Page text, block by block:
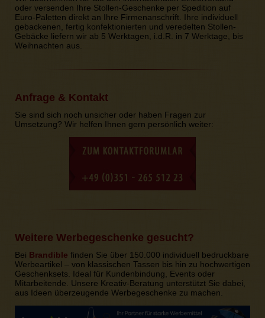
oder versenden Ihre Stollen-Geschenke per Spedition auf
Euro-Paletten direkt an Ihre Firmenanschrift. Ihre individuell
gebackenen, fertig konfektionierten und veredelten Stollen-
Gebäcke liefern wir ab 5 Werktagen, i.d.R. in 7 Werktage, bis
Weihnachten aus.
Anfrage & Kontakt
Sie sind sich noch unsicher oder haben Fragen zur
Umsetzung? Wir helfen Ihnen gern persönlich weiter:
Weitere Werbegeschenke gesucht?
Bei Brandible finden Sie über 150.000 individuell bedruckbare
Werbeartikel – von klassischen Tassen bis hin zu hochwertigen
Geschenksets. Ideal für Kundenbindung, Events oder
Mitarbeitende. Unsere Kreativ-Beratung unterstützt Sie dabei,
aus Ideen überzeugende Werbegeschenke zu machen.